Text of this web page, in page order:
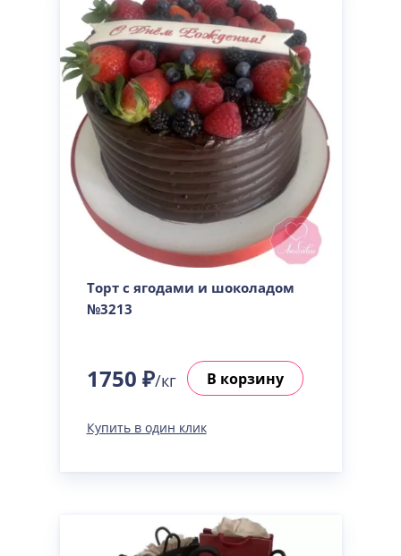
Торт с ягодами и шоколадом
№3213
1750 ₽/кг В корзину
Купить в один клик